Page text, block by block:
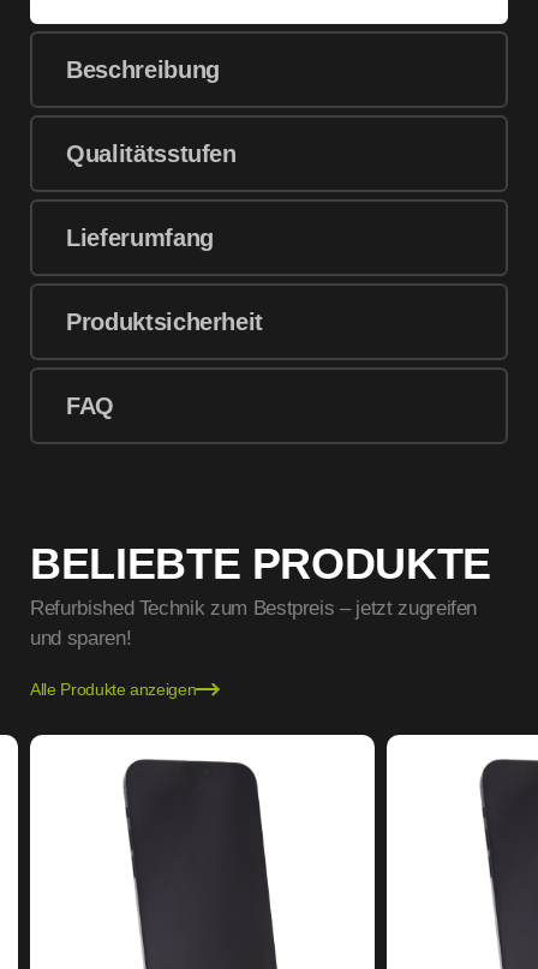
Beschreibung
Qualitätsstufen
Lieferumfang
Produktsicherheit
FAQ
BELIEBTE PRODUKTE
Refurbished Technik zum Bestpreis – jetzt zugreifen
und sparen!
Alle Produkte anzeigen